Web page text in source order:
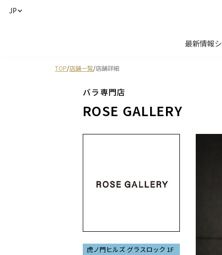
JP
最新情報
TOP/店舗一覧/店舗詳細
バラ専門店
ROSE GALLERY
虎ノ門ヒルズ グラスロック 1F